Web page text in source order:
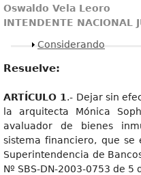
Oswaldo Vela Leoro
INTENDENTE NACIONAL
Mostrar
Considerando
Resuelve:
ARTÍCULO 1 .- Dejar sin
la arquitecta Mónica
avaluador de bienes
sistema financiero, que
Superintendencia de
Nº SBS-DN-2003-0753 de